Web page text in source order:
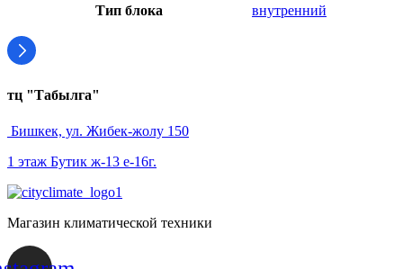
Тип блока внутренний
тц "Табылга"
Бишкек, ул. Жибек-жолу 150
1 этаж Бутик ж-13 е-16г.
Магазин климатической техники